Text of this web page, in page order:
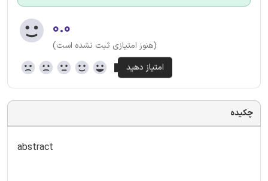
۰.۰
(هنوز امتیازی ثبت نشده است)
چکیده
abstract